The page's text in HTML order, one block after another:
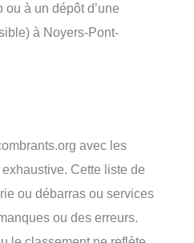
ou à un dépôt d’une
à Noyers-Pont-
avec les
Cette liste de
ou débarras ou services
ou des erreurs.